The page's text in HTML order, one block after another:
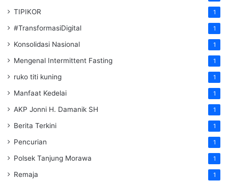
TIPIKOR 1
#TransformasiDigital 1
Konsolidasi Nasional 1
Mengenal Intermittent Fasting 1
ruko titi kuning 1
Manfaat Kedelai 1
AKP Jonni H. Damanik SH 1
Berita Terkini 1
Pencurian 1
Polsek Tanjung Morawa 1
Remaja 1